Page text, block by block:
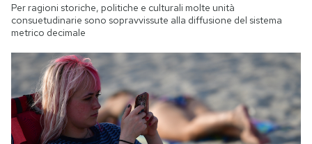
Per ragioni storiche, politiche e culturali molte unità
consuetudinarie sono sopravvissute alla diffusione del sistema
metrico decimale